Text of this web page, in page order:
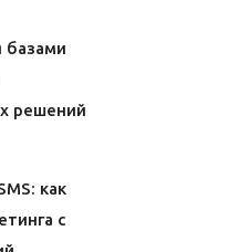
базами
решений
как
с